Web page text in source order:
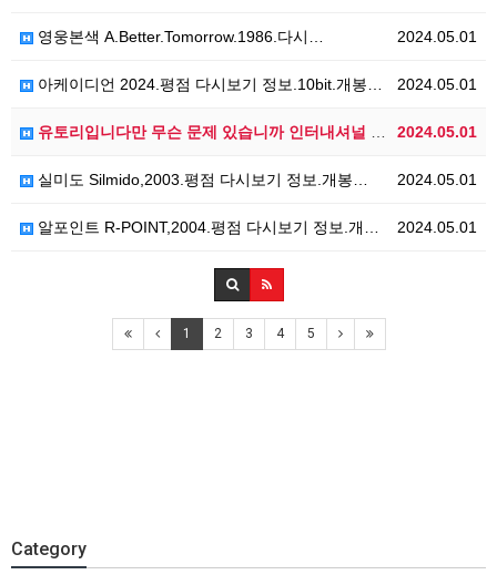
2024.05.01
영웅본색 A.Better.Tomorrow.1986.다시…
2024.05.01
아케이디언 2024.평점 다시보기 정보.10bit.개봉…
2024.05.01
유토리입니다만 무슨 문제 있습니까 인터내셔널 Yutor…
2024.05.01
실미도 Silmido,2003.평점 다시보기 정보.개봉…
2024.05.01
알포인트 R-POINT,2004.평점 다시보기 정보.개…
1 2 3 4 5
Category